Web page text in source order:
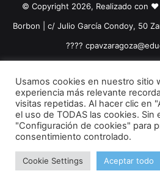
© Copyright 2026, Realizado con
Borbon | c/ Julio García Condoy, 50
????​
Facebook
Usamos cookies en nuestro sitio
experiencia más relevante
visitas repetidas. Al hacer clic en
el uso de TODAS las cookies.
"Configuración de cookies" para
consentimiento controlado.
Cookie Settings Aceptar todo